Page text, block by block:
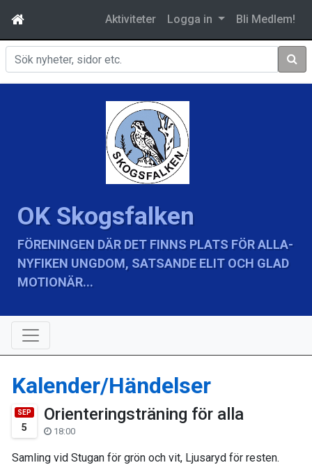
Aktiviteter Logga in Bli Medlem!
Sök
OK Skogsfalken
FÖRENINGEN DÄR DET FINNS PLATS FÖR ALLA-
NYFIKEN UNGDOM, SATSANDE ELIT OCH GLAD
MOTIONÄR...
Kalender/Händelser
SEP
5
Orienteringsträning för alla
18:00
Samling vid Stugan för grön och vit, Ljusaryd för resten.